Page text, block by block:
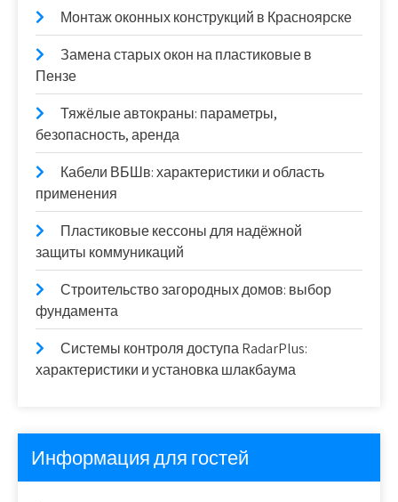
Монтаж оконных конструкций в Красноярске
Замена старых окон на пластиковые в
Пензе
Тяжёлые автокраны: параметры,
безопасность, аренда
Кабели ВБШв: характеристики и область
применения
Пластиковые кессоны для надёжной
защиты коммуникаций
Строительство загородных домов: выбор
фундамента
Системы контроля доступа RadarPlus:
характеристики и установка шлакбаума
Информация для гостей